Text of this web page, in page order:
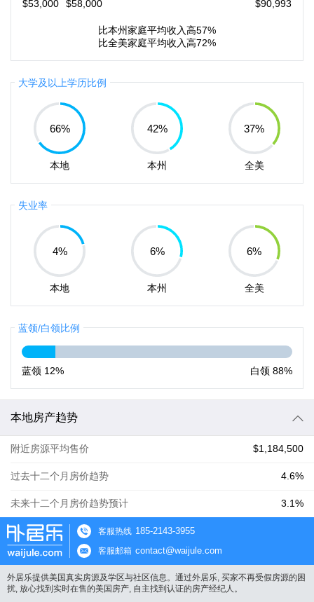
$53,000
$58,000
$90,993
比本州家庭平均收入高57%
比全美家庭平均收入高72%
大学及以上学历比例
66%
本地
42%
本州
37%
全美
失业率
4%
本地
6%
本州
6%
全美
蓝领/白领比例
蓝领 12% 白领 88%
本地房产趋势
附近房源平均售价 $1,184,500
过去十二个月房价趋势 4.6%
未来十二个月房价趋势预计 3.1%
客服热线 185-2143-3955
客服邮箱 contact@waijule.com
外居乐提供美国真实房源及学区与社区信息。通过外居乐, 买家不再受假房源的困
扰, 放心找到实时在售的美国房产, 自主找到认证的房产经纪人。